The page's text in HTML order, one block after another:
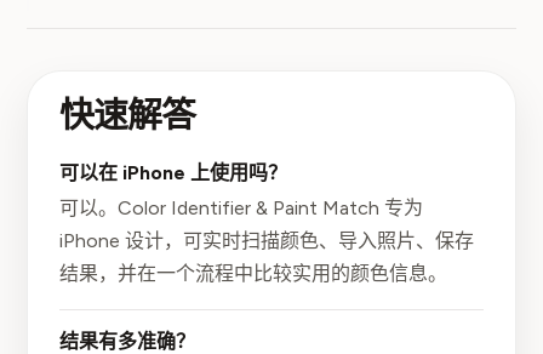
快速解答
可以在 iPhone 上使用吗？
可以。Color Identifier & Paint Match 专为
iPhone 设计，可实时扫描颜色、导入照片、保存
结果，并在一个流程中比较实用的颜色信息。
结果有多准确？